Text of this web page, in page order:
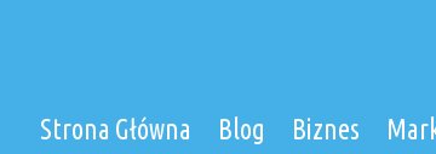
Strona Główna Blog Biznes